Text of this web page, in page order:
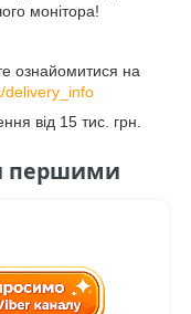
монітора!
ознайомитися на
delivery_info
від 15 тис. грн.
першими